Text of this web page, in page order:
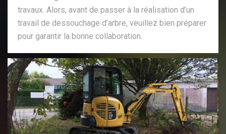
travaux. Alors, avant de passer à la réalisation d’un
travail de dessouchage d’arbre, veuillez bien préparer
pour garantir la bonne collaboration.